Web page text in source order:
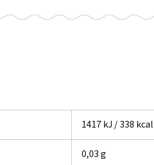
1417 kJ / 338 kcal
0,03 g